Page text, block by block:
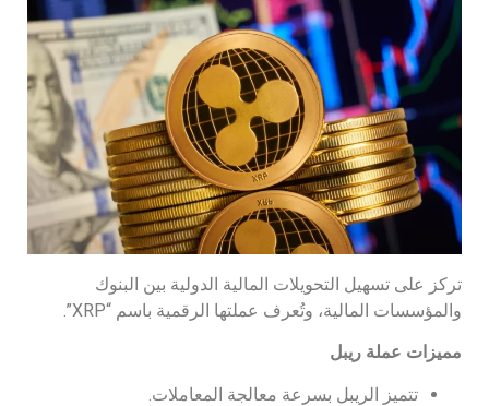
تركز على تسهيل التحويلات المالية الدولية بين البنوك
والمؤسسات المالية، وتُعرف عملتها الرقمية باسم “XRP”.
مميزات عملة ريبل
تتميز الريبل بسرعة معالجة المعاملات.